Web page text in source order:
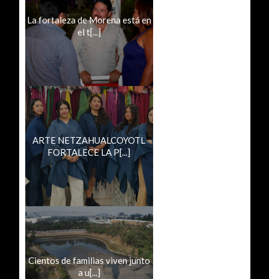
La fortaleza de Morena está en
el t[...]
ARTE NETZAHUALCOYOTL
FORTALECE LA P[...]
Cientos de familias viven junto
a u[...]